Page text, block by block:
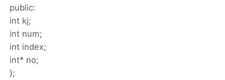
public:
int kj;
int num;
int index;
int* no;
};